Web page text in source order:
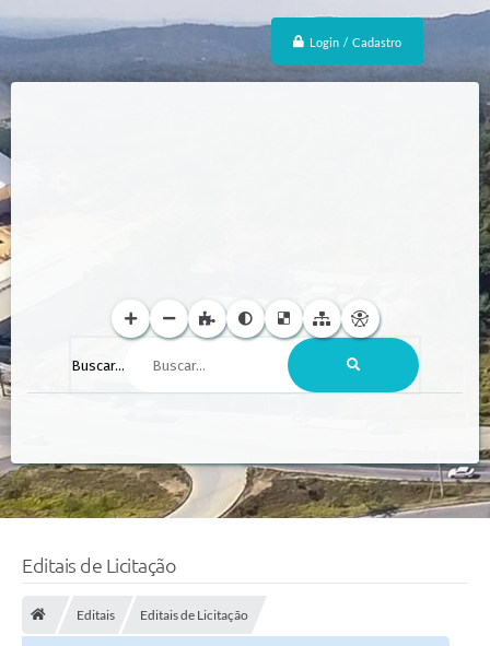
Login / Cadastro
Buscar...
Editais de Licitação
Editais Editais de Licitação